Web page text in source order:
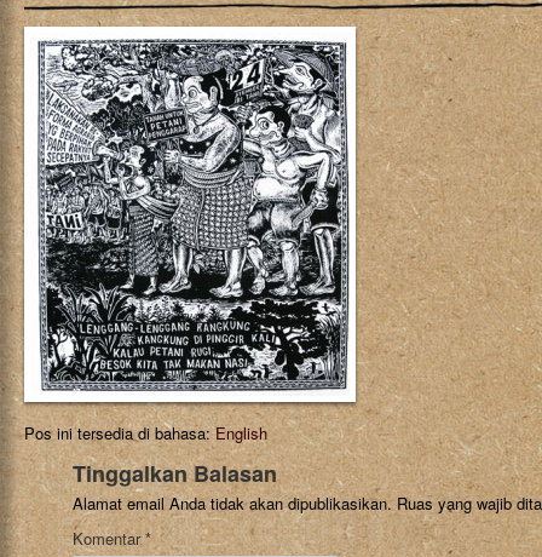
Pos ini tersedia di bahasa:English
Tinggalkan Balasan
Alamat email Anda tidak akan dipublikasikan. Ruas yang wajib
Komentar*